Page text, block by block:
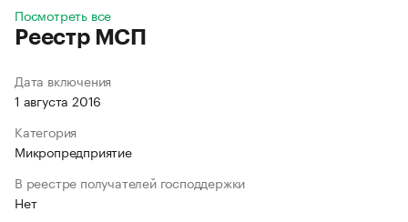
Посмотреть все
Реестр МСП
Дата включения
1 августа 2016
Категория
Микропредприятие
В реестре получателей господдержки
Нет